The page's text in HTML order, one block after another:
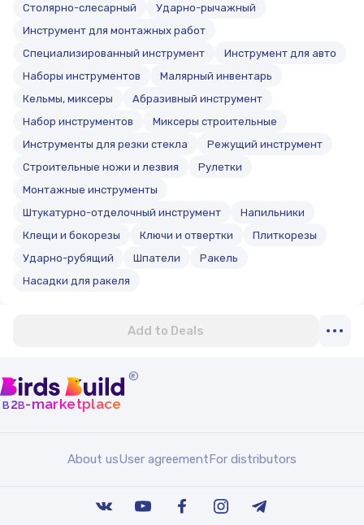
Столярно-слесарный
Ударно-рычажный
Инструмент для монтажных работ
Специализированный инструмент
Инструмент для авто
Наборы инструментов
Малярный инвентарь
Кельмы, миксеры
Абразивный инструмент
Набор инструментов
Миксеры строительные
Инструменты для резки стекла
Режущий инструмент
Строительные ножи и лезвия
Рулетки
Монтажные инструменты
Штукатурно-отделочный инструмент
Напильники
Клещи и бокорезы
Ключи и отвертки
Плиткорезы
Ударно-рубящий
Шпатели
Ракель
Насадки для ракеля
Add to Deals
®
b2b-marketplace
About usUser agreementFor distributors